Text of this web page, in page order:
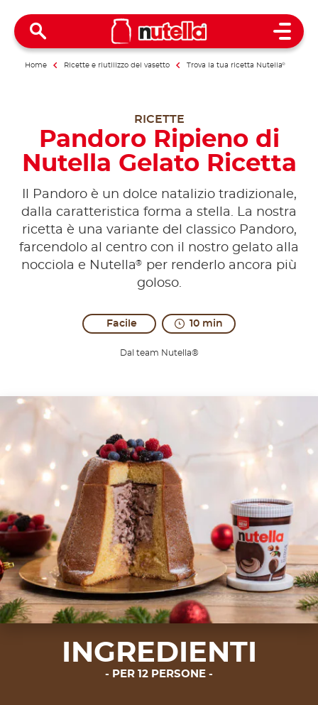
Open
Home Ricette e riutilizzo del vasetto Trova la tua ricetta Nutella®
RICETTE
Pandoro Ripieno di
Nutella Gelato Ricetta
Il Pandoro è un dolce natalizio tradizionale,
dalla caratteristica forma a stella. La nostra
ricetta è una variante del classico Pandoro,
farcendolo al centro con il nostro gelato alla
nocciola e Nutella®
per renderlo ancora più
goloso.
Facile 10 min
Dal team Nutella®
INGREDIENTI
PER 12 PERSONE